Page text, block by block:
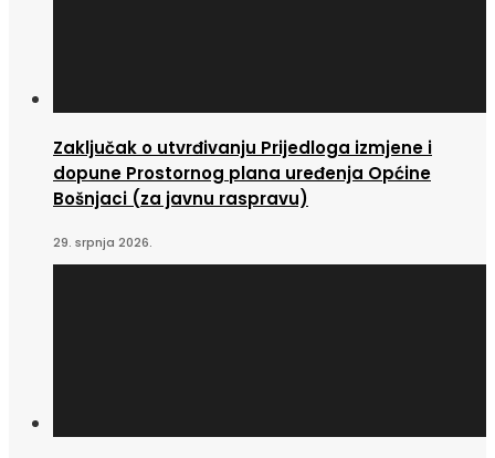
Zaključak o utvrđivanju Prijedloga izmjene i
dopune Prostornog plana uređenja Općine
Bošnjaci (za javnu raspravu)
29. srpnja 2026.